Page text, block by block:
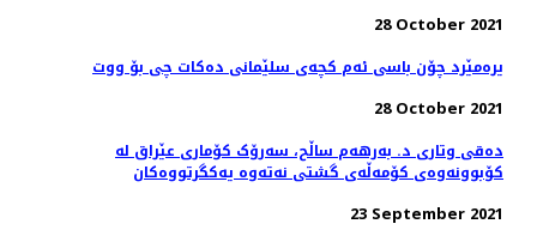
28 October 2021
یرەمێرد چۆن باسی ئەم كچەی سلێمانی دەكات چی بۆ ووت
28 October 2021
دەقی وتاری د. بەرهەم ساڵح، سەرۆک کۆماری عێراق لە
کۆبوونەوەی کۆمەڵەی گشتی نەتەوە یەکگرتووەکان
23 September 2021